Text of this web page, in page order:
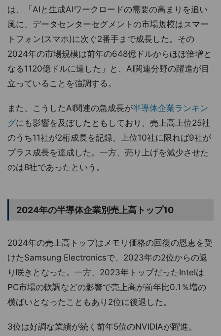
は、「AIと生成AIワークロードの需要の高まりを追い
風に、データセンターセグメントの市場規模はスマー
トフォン(スマホ)に次ぐ2番手まで成長した。その
2024年の市場規模は前年の648億ドルからほぼ倍増と
なる1120億ドルに達した」と、AI関連分野の躍進が目
立っていることを強調する。
また、こうしたAI関連の急成長が半導体企業ランキン
グにも影響を及ぼしたともしており、売上高上位25社
のうち11社が2桁成長を記録、上位10社に限れば9社が
プラス成長を達成した。一方、売り上げを減少させた
のは8社であったという。
2024年の半導体企業別売上高トップ10
2024年の売上高トップはメモリ価格の回復の恩恵を受
けたSamsung Electronicsで、2023年の2位からの返
り咲きとなった。一方、2023年トップだったIntelは
PC市場の軟調などの影響で売上高が前年比0.1％増の
横ばいとなったこともあり2位に後退した。
3位は好調な業績が続く前年5位のNVIDIAが躍進。